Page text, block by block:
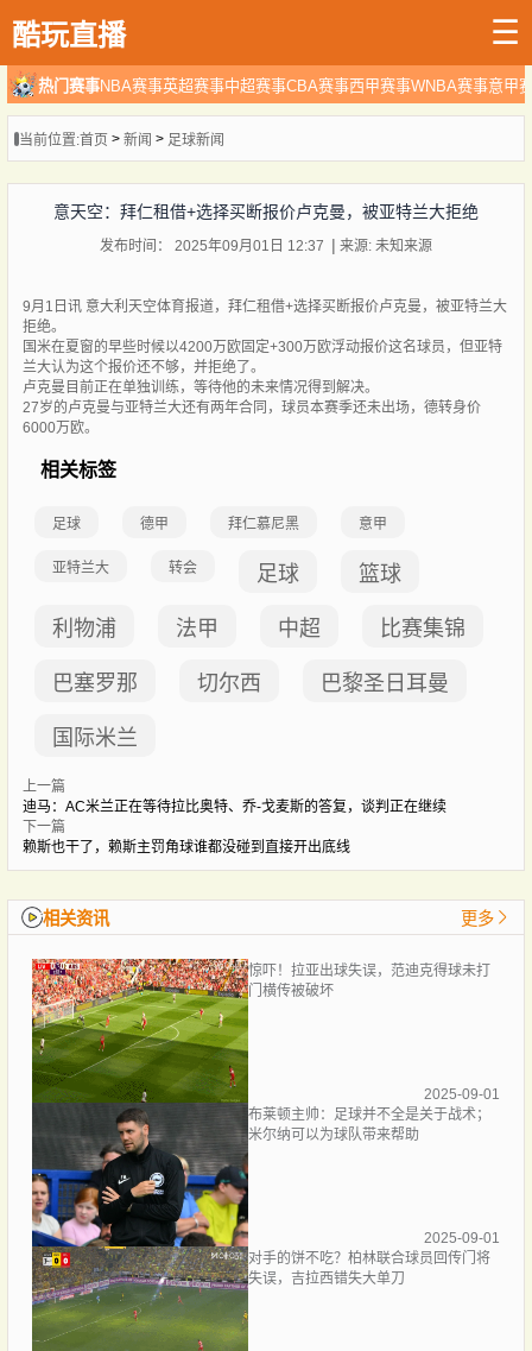
酷玩直播 ☰
热门赛事NBA赛事英超赛事中超赛事CBA赛事西甲赛事WNBA赛事意甲
当前位置:首页> 新闻 > 足球新闻
意天空：拜仁租借+选择买断报价卢克曼，被亚特兰大拒绝
发布时间： 2025年09月01日 12:37 来源: 未知来源
9月1日讯 意大利天空体育报道，拜仁租借+选择买断报价卢克曼，被亚特兰大
拒绝。
国米在夏窗的早些时候以4200万欧固定+300万欧浮动报价这名球员，但亚特
兰大认为这个报价还不够，并拒绝了。
卢克曼目前正在单独训练，等待他的未来情况得到解决。
27岁的卢克曼与亚特兰大还有两年合同，球员本赛季还未出场，德转身价
6000万欧。
相关标签
足球 德甲 拜仁慕尼黑 意甲
亚特兰大 转会 足球 篮球
利物浦 法甲 中超 比赛集锦
巴塞罗那 切尔西 巴黎圣日耳曼
国际米兰
上一篇
迪马：AC米兰正在等待拉比奥特、乔-戈麦斯的答复，谈判正在继续
下一篇
赖斯也干了，赖斯主罚角球谁都没碰到直接开出底线
相关资讯 更多
惊吓！拉亚出球失误，范迪克得球未打
门横传被破坏
2025-09-01
布莱顿主帅：足球并不全是关于战术；
米尔纳可以为球队带来帮助
2025-09-01
对手的饼不吃？柏林联合球员回传门将
失误，吉拉西错失大单刀